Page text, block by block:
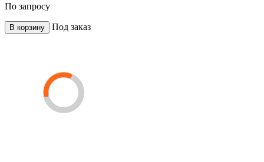
По запросу
В корзину Под заказ